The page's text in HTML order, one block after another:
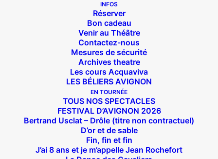
INFOS
Réserver
Bon cadeau
Venir au Théâtre
Contactez-nous
Mesures de sécurité
Archives theatre
Les cours Acquaviva
LES BÉLIERS AVIGNON
EN TOURNÉE
TOUS NOS SPECTACLES
FESTIVAL D’AVIGNON 2026
Bertrand Usclat – Drôle (titre non contractuel)
D’or et de sable
Fin, fin et fin
J’ai 8 ans et je m’appelle Jean Rochefort